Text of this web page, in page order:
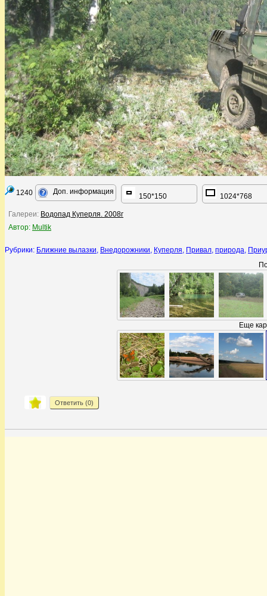
1240 Доп. информация
150*150 1024*768
Галереи: Водопад Куперля. 2008г
Автор: Multik
Рубрики: Ближние вылазки, Внедорожники, Куперля, Привал, природа,
Еще
Ответить (0)